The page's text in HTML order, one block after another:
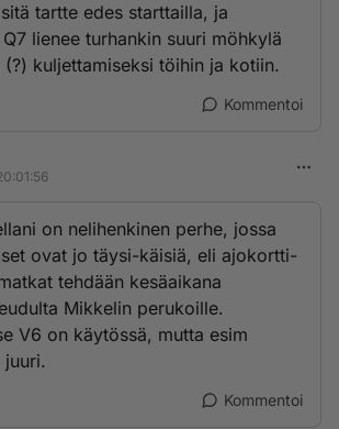
tartte edes starttailla, ja
lienee turhankin suuri möhkylä
(?) kuljettamiseksi töihin ja kotiin.
Kommentoi
on nelihenkinen perhe, jossa
ovat jo täysi-käisiä, eli ajokortti-
tehdään kesäaikana
Mikkelin perukoille.
V6 on käytössä, mutta esim
Kommentoi